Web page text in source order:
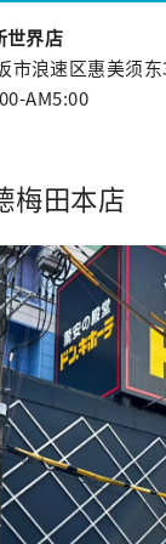
世界店
市浪速区惠美须
AM5:00
梅田本店